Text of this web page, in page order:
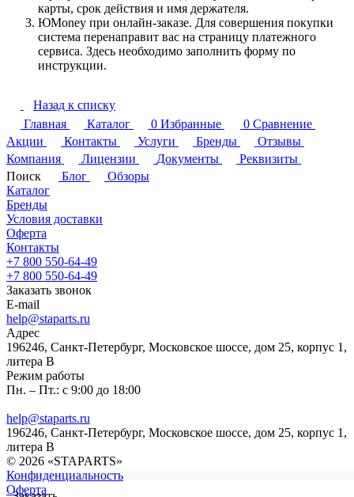
карты, срок действия и имя держателя.
ЮMoney при онлайн-заказе. Для совершения покупки
система перенаправит вас на страницу платежного
сервиса. Здесь необходимо заполнить форму по
инструкции.
Назад к списку
Главная
Каталог 0 Избранные 0 Сравнение
Акции
Контакты Услуги Бренды
Отзывы
Компания
Лицензии Документы
Реквизиты
Поиск
Блог
Обзоры
Каталог
Бренды
Условия доставки
Оферта
Контакты
+7 800 550-64-49
+7 800 550-64-49
Заказать звонок
E-mail
help@staparts.ru
Адрес
196246, Санкт-Петербург, Московское шоссе, дом 25, корпус 1,
литера В
Режим работы
Пн. – Пт.: с 9:00 до 18:00
help@staparts.ru
196246, Санкт-Петербург, Московское шоссе, дом 25, корпус 1,
литера В
© 2026 «STAPARTS»
Конфиденциальность
Оферта